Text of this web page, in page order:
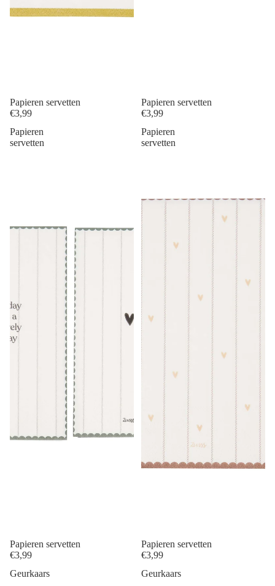
Papieren servetten
€3,99
Papieren servetten
€3,99
Papieren
servetten
Papieren servetten
€3,99
Papieren
servetten
Papieren servetten
€3,99
Geurkaars
Geurkaars